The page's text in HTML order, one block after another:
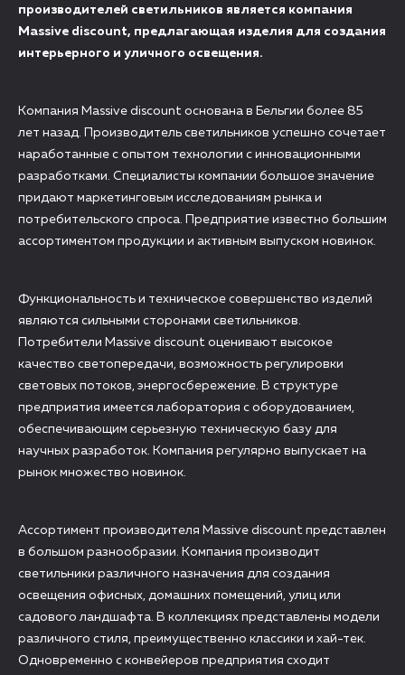
производителей светильников является компания
Massive discount, предлагающая изделия для создания
интерьерного и уличного освещения.
Компания Massive discount основана в Бельгии более 85
лет назад. Производитель светильников успешно сочетает
наработанные с опытом технологии с инновационными
разработками. Специалисты компании большое значение
придают маркетинговым исследованиям рынка и
потребительского спроса. Предприятие известно большим
ассортиментом продукции и активным выпуском новинок.
Функциональность и техническое совершенство изделий
являются сильными сторонами светильников.
Потребители Massive discount оценивают высокое
качество светопередачи, возможность регулировки
световых потоков, энергосбережение. В структуре
предприятия имеется лаборатория с оборудованием,
обеспечивающим серьезную техническую базу для
научных разработок. Компания регулярно выпускает на
рынок множество новинок.
Ассортимент производителя Massive discount представлен
в большом разнообразии. Компания производит
светильники различного назначения для создания
освещения офисных, домашних помещений, улиц или
садового ландшафта. В коллекциях представлены модели
различного стиля, преимущественно классики и хай-тек.
Одновременно с конвейеров предприятия сходит